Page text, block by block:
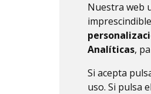
Nuestra web
Analíticas,
Si acepta
uso. Si pulsa